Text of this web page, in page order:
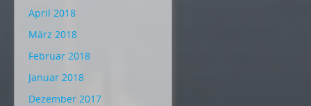
April 2018
März 2018
Februar 2018
Januar 2018
Dezember 2017